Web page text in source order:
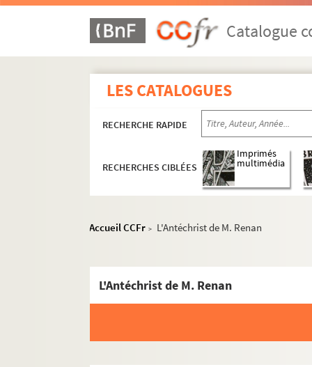
Catalogue
LES CATALOGUES
RECHERCHE RAPIDE
RECHERCHES CIBLÉES
Imprimés
multimédia
Accueil CCFr > L'Antéchrist de M. Renan
L'Antéchrist de M. Renan